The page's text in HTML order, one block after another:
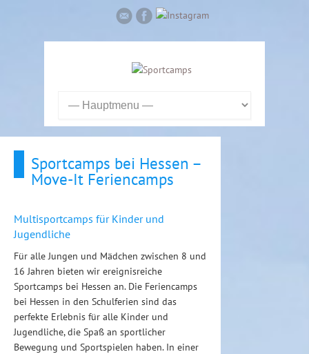
Sportcamps bei Hessen –
Move-It Feriencamps
Multisportcamps für Kinder und
Jugendliche
Für alle Jungen und Mädchen zwischen 8 und
16 Jahren bieten wir ereignisreiche
Sportcamps bei Hessen an. Die Feriencamps
bei Hessen in den Schulferien sind das
perfekte Erlebnis für alle Kinder und
Jugendliche, die Spaß an sportlicher
Bewegung und Sportspielen haben. In einer